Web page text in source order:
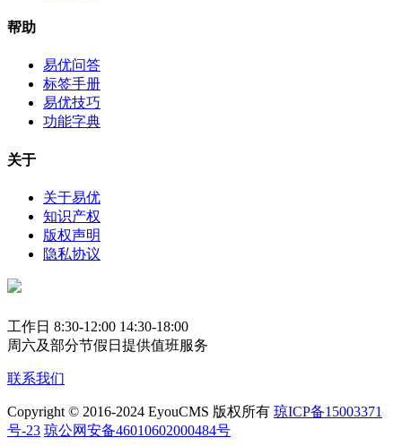
帮助
易优问答
标签手册
易优技巧
功能字典
关于
关于易优
知识产权
版权声明
隐私协议
工作日 8:30-12:00 14:30-18:00
周六及部分节假日提供值班服务
联系我们
Copyright © 2016-2024 EyouCMS 版权所有 琼ICP备15003371
号-23 琼公网安备46010602000484号